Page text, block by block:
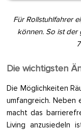
Für Rollstuhlfahrer
können. So ist der
Die wichtigsten
Die Möglichkeiten
umfangreich. Neben
macht das
Living anzusiedeln